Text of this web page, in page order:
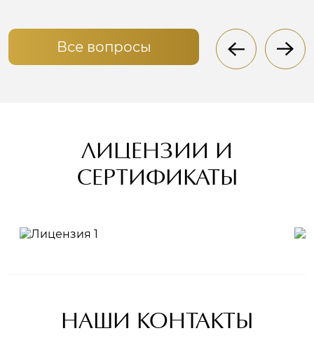
Все вопросы
ЛИЦЕНЗИИ И
СЕРТИФИКАТЫ
НАШИ КОНТАКТЫ